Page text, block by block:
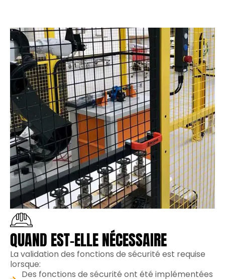
QUAND EST-ELLE NÉCESSAIRE
La validation des fonctions de sécurité est requise
lorsque:
Des fonctions de sécurité ont été implémentées